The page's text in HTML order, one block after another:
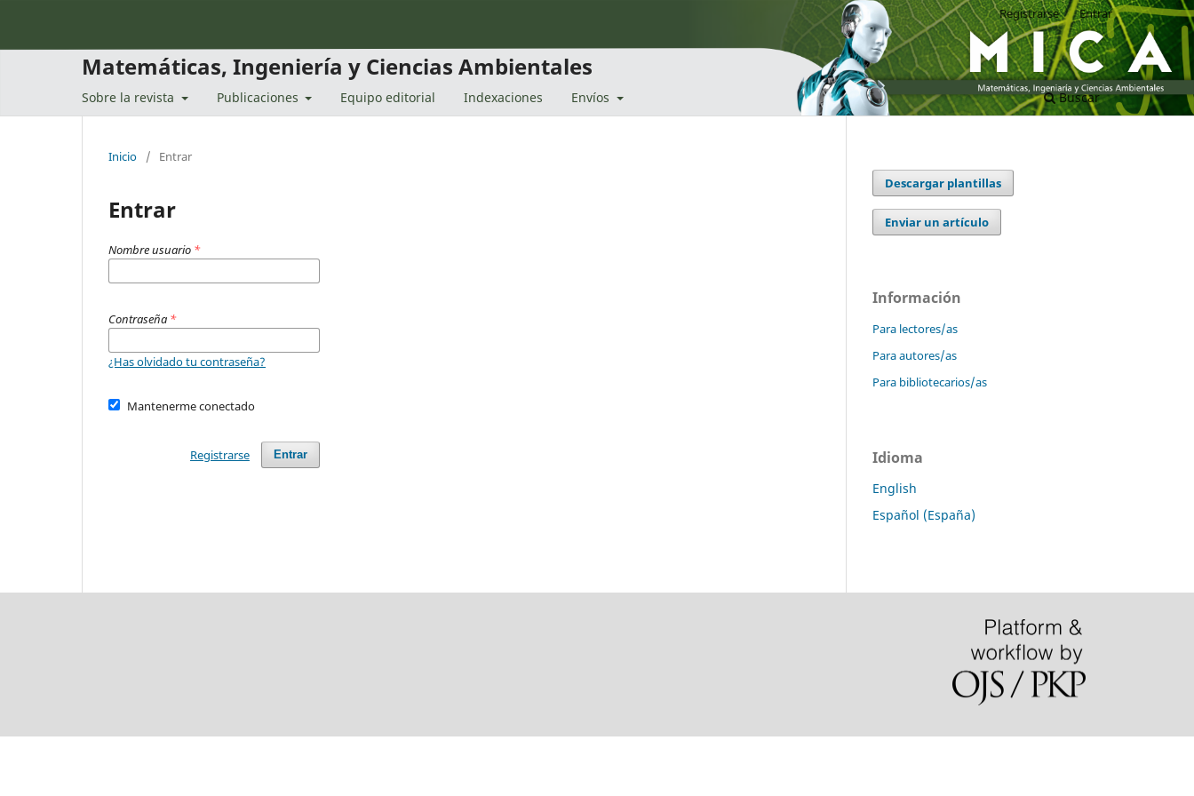
Matemáticas, Ingeniería y Ciencias Ambientales
Sobre la revista Publicaciones Equipo editorial Indexaciones Envíos Buscar
Registrarse Entrar
Inicio / Entrar
Entrar
Nombre usuario *
Contraseña *
¿Has olvidado tu contraseña?
Mantenerme conectado
Entrar
Registrarse
Descargar plantillas
Enviar un artículo
Información
Para lectores/as
Para autores/as
Para bibliotecarios/as
Idioma
English
Español (España)